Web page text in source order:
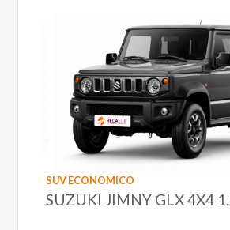
SUV ECONOMICO
SUZUKI JIMNY GLX 4X4